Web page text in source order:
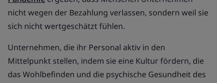
nicht wegen der Bezahlung verlassen, sondern weil sie
sich nicht wertgeschätzt fühlen.
Unternehmen, die ihr Personal aktiv in den
Mittelpunkt stellen, indem sie eine Kultur fördern, die
das Wohlbefinden und die psychische Gesundheit des